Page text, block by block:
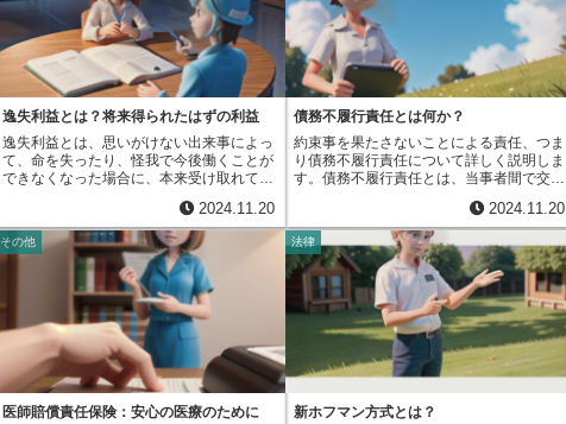
逸失利益とは？将来得られたはずの利益
逸失利益とは、思いがけない出来事によっ
て、命を失ったり、怪我で今後働くことが
できなくなった場合に、本来受け取れてい
とです。簡単に言うと、事故などがなけれ
ばもらえていたはずのお金が、事故のせい
でもらえなくなってしまった損失を指しま
す。例えば、仕事で活躍していた人が事故
で亡くなってしまった場合を考えてみまし
ょう。その人がもし生きていれば、毎月の
お給料や年に数回のボーナス、その他の手
当てなどを受け取れていたはずです。これ
らがもらえなくなってしまった損失は、逸
失利益として計算されます。また、事故で
大きな怪我をしてしまい、以前のように働
くことができなくなってしまった場合も逸
2024.11.20
債務不履行責任とは何か？
約束事を果たさないことによる責任、つま
り債務不履行責任について詳しく説明しま
す。債務不履行責任とは、当事者間で交わ
に発生する法的責任のことです。具体的に
は、お金の貸し借りで借りたお金を期日ま
でに返済しない、商品を納品しない、サー
ビスを期限までに行わないなど、契約で決
められた内容を実行しない場合に、債権
者、つまり契約上の権利を持っている側に
対して損害を賠償する責任が発生します。
この責任は、ただ単に約束を守らなかった
という事実だけでは発生しません。約束を
守らなかったことに、約束した側に落ち度
があるかどうかが重要です。例えば、大雨
や地震などの自然災害、または予期せぬ出
2024.11.20
その他
医師賠償責任保険：安心の医療のために
法律
新ホフマン方式とは？